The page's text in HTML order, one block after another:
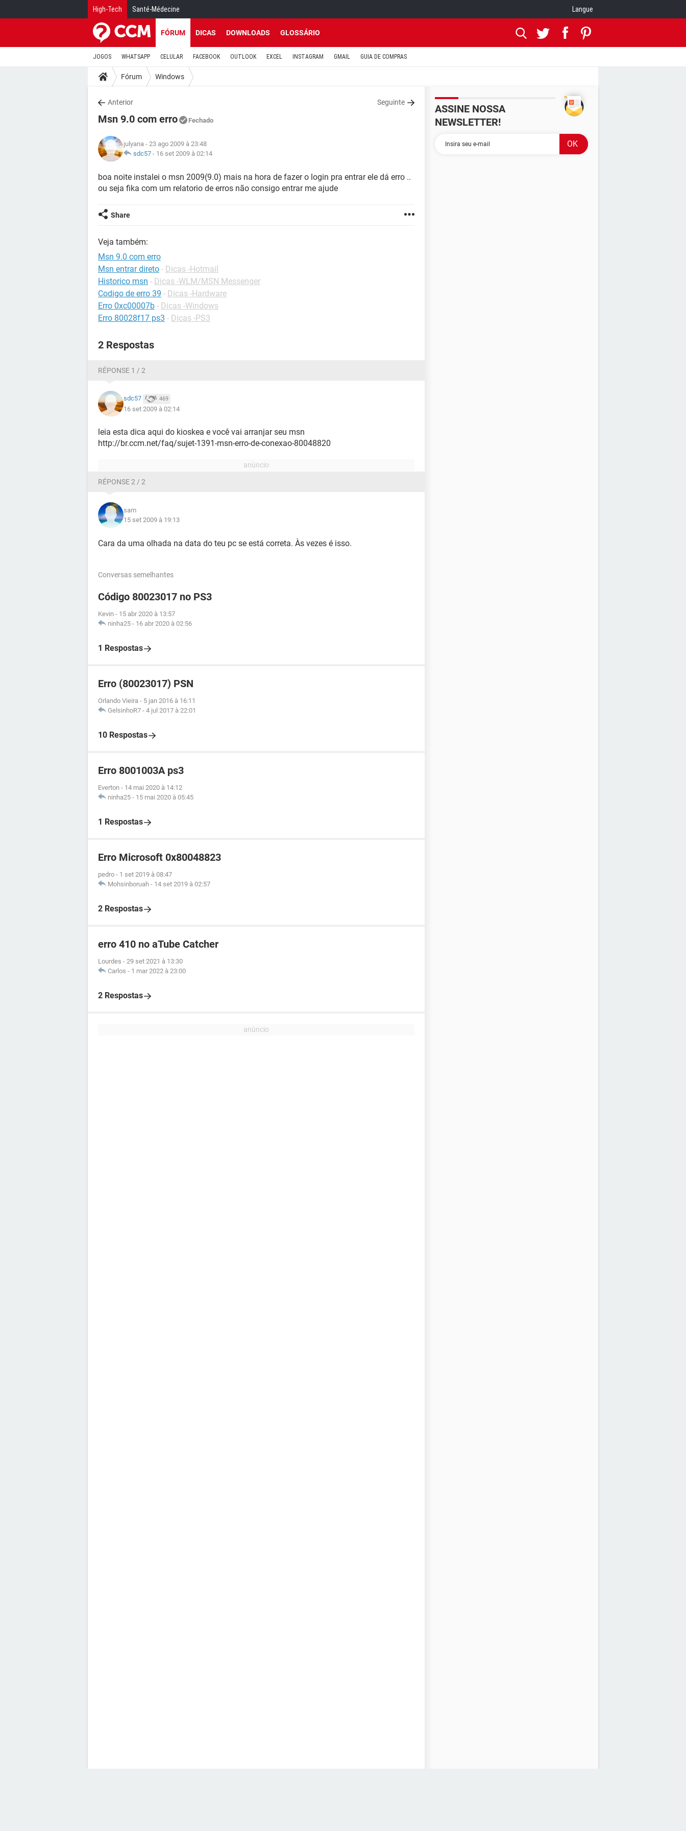
High-Tech Santé-Médecine Langue
FÓRUM DICAS DOWNLOADS GLOSSÁRIO
JOGOS WHATSAPP CELULAR FACEBOOK OUTLOOK EXCEL INSTAGRAM GMAIL GUIA DE COMPRAS
Fórum Windows
Anterior Seguinte
Msn 9.0 com erro Fechado
julyana - 23 ago 2009 à 23:48
sdc57 - 16 set 2009 à 02:14
boa noite instalei o msn 2009(9.0) mais na hora de fazer o login pra entrar ele dá erro ..
ou seja fika com um relatorio de erros não consigo entrar me ajude
Share
Veja também:
Msn 9.0 com erro
Msn entrar direto - Dicas -Hotmail
Historico msn - Dicas -WLM/MSN Messenger
Codigo de erro 39 - Dicas -Hardware
Erro 0xc00007b - Dicas -Windows
Erro 80028f17 ps3 - Dicas -PS3
2 Respostas
RÉPONSE 1 / 2
sdc57 469
16 set 2009 à 02:14
leia esta dica aqui do kioskea e você vai arranjar seu msn
http://br.ccm.net/faq/sujet-1391-msn-erro-de-conexao-80048820
RÉPONSE 2 / 2
sam
15 set 2009 à 19:13
Cara da uma olhada na data do teu pc se está correta. Às vezes é isso.
Conversas semelhantes
Código 80023017 no PS3
Kevin - 15 abr 2020 à 13:57
ninha25 - 16 abr 2020 à 02:56
1 Respostas
Erro (80023017) PSN
Orlando Vieira - 5 jan 2016 à 16:11
GelsinhoR7 - 4 jul 2017 à 22:01
10 Respostas
Erro 8001003A ps3
Everton - 14 mai 2020 à 14:12
ninha25 - 15 mai 2020 à 05:45
1 Respostas
Erro Microsoft 0x80048823
pedro - 1 set 2019 à 08:47
Mohsinboruah - 14 set 2019 à 02:57
2 Respostas
erro 410 no aTube Catcher
Lourdes - 29 set 2021 à 13:30
Carlos - 1 mar 2022 à 23:00
2 Respostas
ASSINE NOSSA
NEWSLETTER!